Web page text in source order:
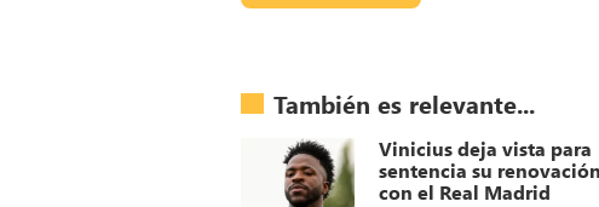
También es relevante...
Vinicius deja vista para
sentencia su renovación
con el Real Madrid